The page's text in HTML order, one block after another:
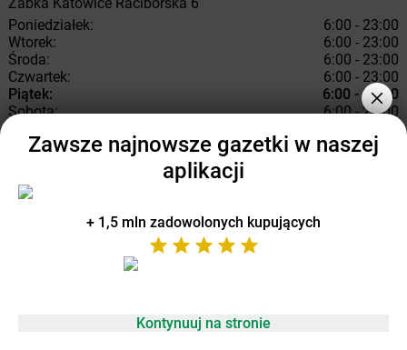
Poniedziałek:
6:00 - 23:00
Wtorek:
6:00 - 23:00
Środa:
6:00 - 23:00
Czwartek:
6:00 - 23:00
Piątek:
6:00 - 23:00
Sobota:
6:00 - 23:00
Rolna 28
Poniedziałek:
Wtorek:
Aleja Wojciecha Korfantego 2
Zawsze najnowsze gazetki w naszej
aplikacji
+ 1,5 mln zadowolonych kupujących
Kontynuuj na stronie